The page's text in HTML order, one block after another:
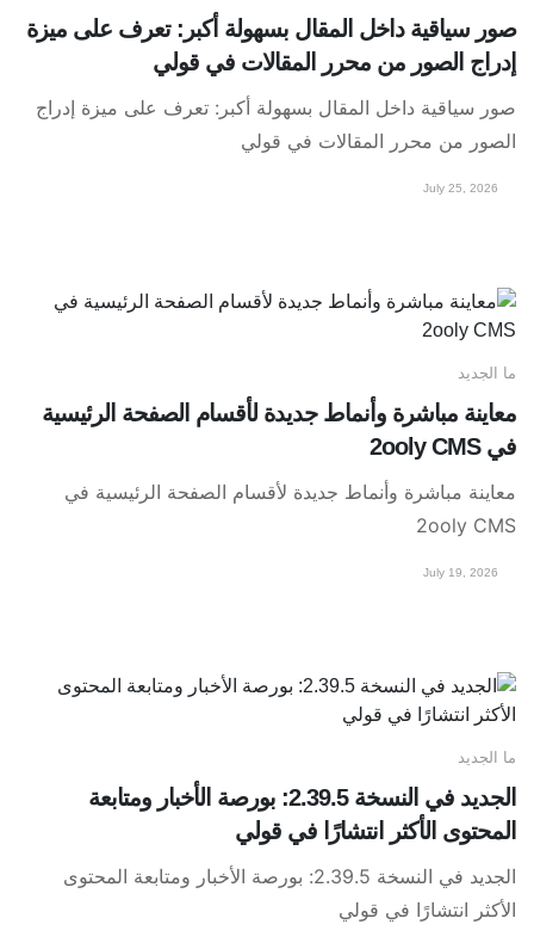
صور سياقية داخل المقال بسهولة أكبر: تعرف على ميزة
إدراج الصور من محرر المقالات في قولي
صور سياقية داخل المقال بسهولة أكبر: تعرف على ميزة إدراج
الصور من محرر المقالات في قولي
July 25, 2026
ما الجديد
معاينة مباشرة وأنماط جديدة لأقسام الصفحة الرئيسية
في 2ooly CMS
معاينة مباشرة وأنماط جديدة لأقسام الصفحة الرئيسية في
2ooly CMS
July 19, 2026
ما الجديد
الجديد في النسخة 2.39.5: بورصة الأخبار ومتابعة
المحتوى الأكثر انتشارًا في قولي
الجديد في النسخة 2.39.5: بورصة الأخبار ومتابعة المحتوى
الأكثر انتشارًا في قولي